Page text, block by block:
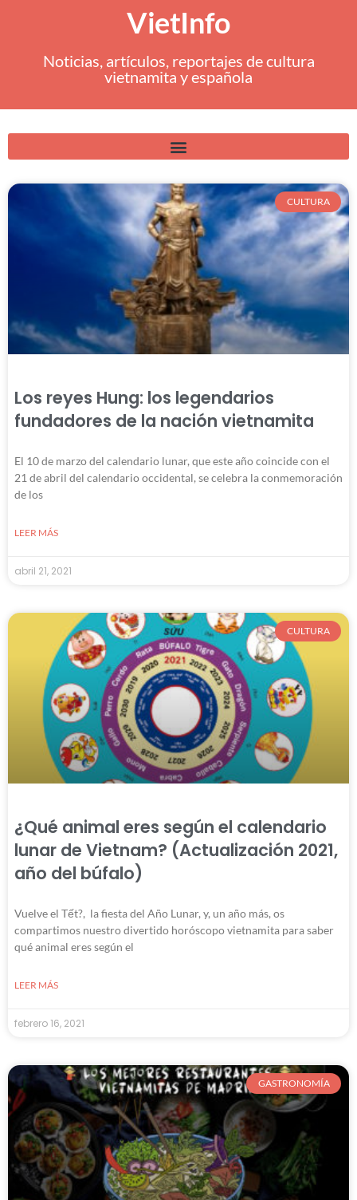
VietInfo
Noticias, artículos, reportajes de cultura
vietnamita y española
CULTURA
Los reyes Hung: los legendarios
fundadores de la nación vietnamita
El 10 de marzo del calendario lunar, que este año coincide con el
21 de abril del calendario occidental, se celebra la conmemoración
de los
LEER MÁS
abril 21, 2021
CULTURA
¿Qué animal eres según el calendario
lunar de Vietnam? (Actualización 2021,
año del búfalo)
Vuelve el Tết?, la fiesta del Año Lunar, y, un año más, os
compartimos nuestro divertido horóscopo vietnamita para saber
qué animal eres según el
LEER MÁS
febrero 16, 2021
GASTRONOMÍA